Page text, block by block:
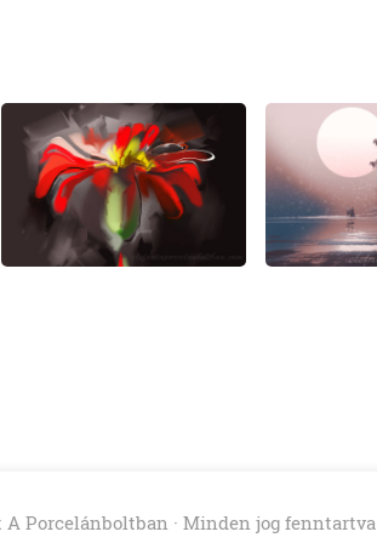
A Porcelánboltban · Minden jog